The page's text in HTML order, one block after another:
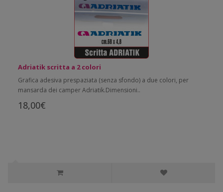
Adriatik scritta a 2 colori
Grafica adesiva prespaziata (senza sfondo) a due colori, per
mansarda dei camper Adriatik.Dimensioni..
18,00€